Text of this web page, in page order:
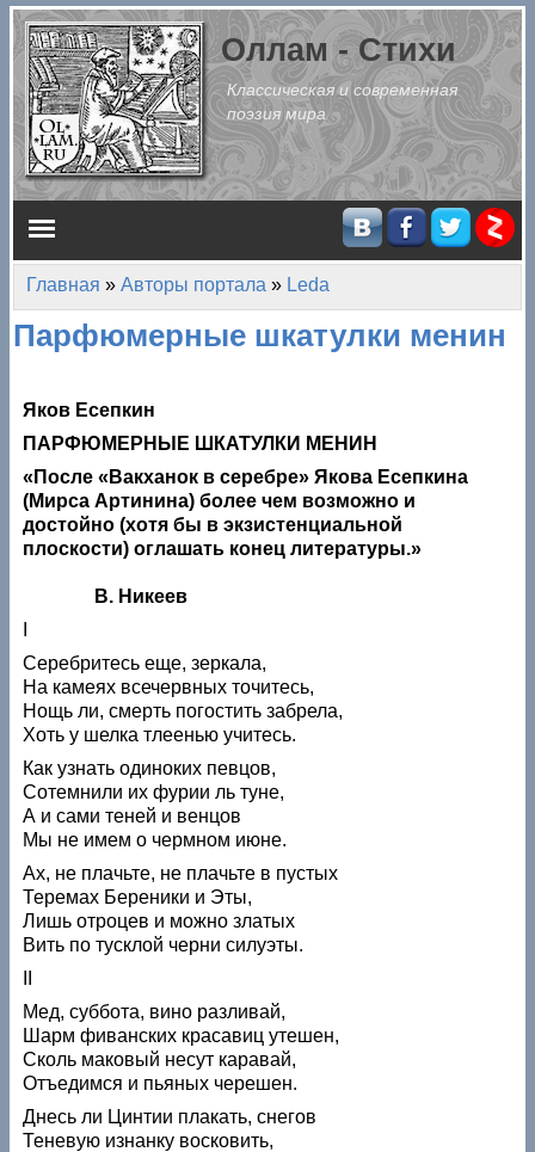
Перейти к основному содержанию
Оллам - Стихи
Классическая и современная
поэзия мира
Главное меню
Вы здесь
Главная » Авторы портала » Leda
Парфюмерные шкатулки менин
Яков Есепкин
ПАРФЮМЕРНЫЕ ШКАТУЛКИ МЕНИН
«После «Вакханок в серебре» Якова Есепкина
(Мирса Артинина) более чем возможно и
достойно (хотя бы в экзистенциальной
плоскости) оглашать конец литературы.»
В. Никеев
Серебритесь еще, зеркала,
На камеях всечервных точитесь,
Нощь ли, смерть погостить забрела,
Хоть у шелка тлеенью учитесь.
Как узнать одиноких певцов,
Сотемнили их фурии ль туне,
А и сами теней и венцов
Мы не имем о чермном июне.
Ах, не плачьте, не плачьте в пустых
Теремах Береники и Эты,
Лишь отроцев и можно златых
Вить по тусклой черни силуэты.
Мед, суббота, вино разливай,
Шарм фиванских красавиц утешен,
Сколь маковый несут каравай,
Отъедимся и пьяных черешен.
Днесь ли Цинтии плакать, снегов
Теневую изнанку восковить,